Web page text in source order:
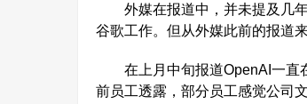
外媒在报道中，并未提及几年
谷歌工作。但从外媒此前的报道
在上月中旬报道OpenAI一直在
前员工透露，部分员工感觉公司